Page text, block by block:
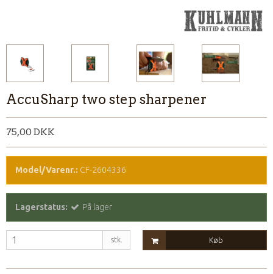
AccuSharp two step sharpener
75,00 DKK
Model/Varenr.: CF-2604336
Lagerstatus: På lager
stk. Køb